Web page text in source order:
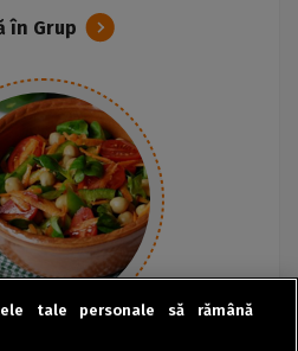
în Grup
tale personale să rămână